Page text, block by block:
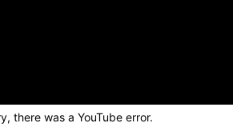
there was a YouTube error.